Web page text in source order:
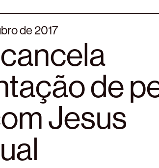
de 2017
de
Jesus